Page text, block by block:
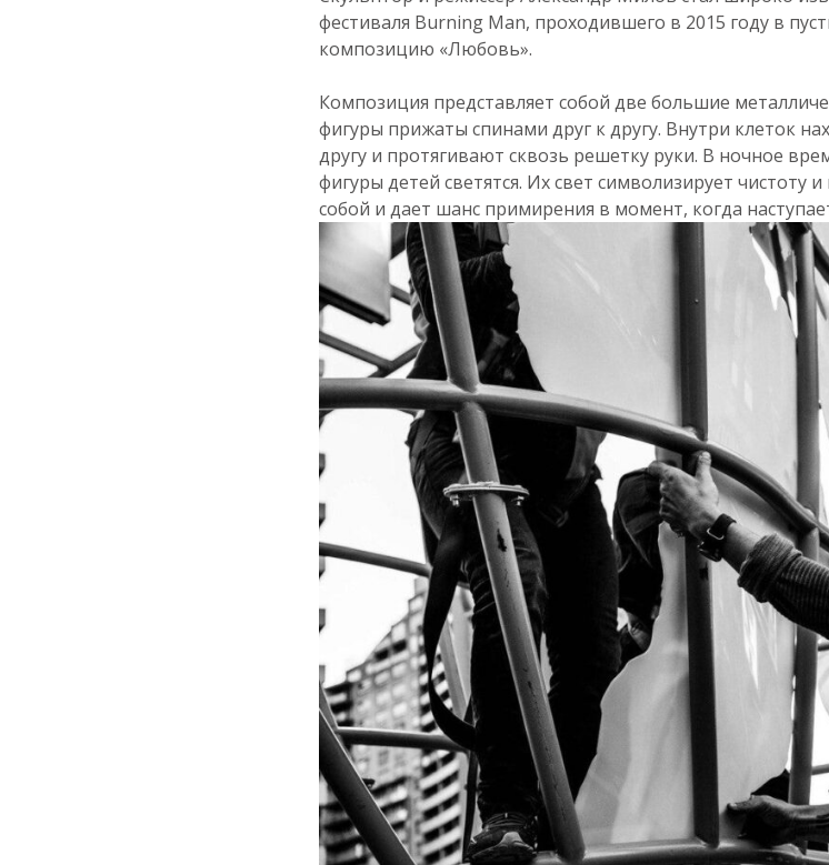
фестиваля Burning Man, проходившего в 2015 году в
композицию «Любовь».
Композиция представляет собой две большие
фигуры прижаты спинами друг к другу. Внутри клеток
другу и протягивают сквозь решетку руки. В ночное
фигуры детей светятся. Их свет символизирует
собой и дает шанс примирения в момент, когда